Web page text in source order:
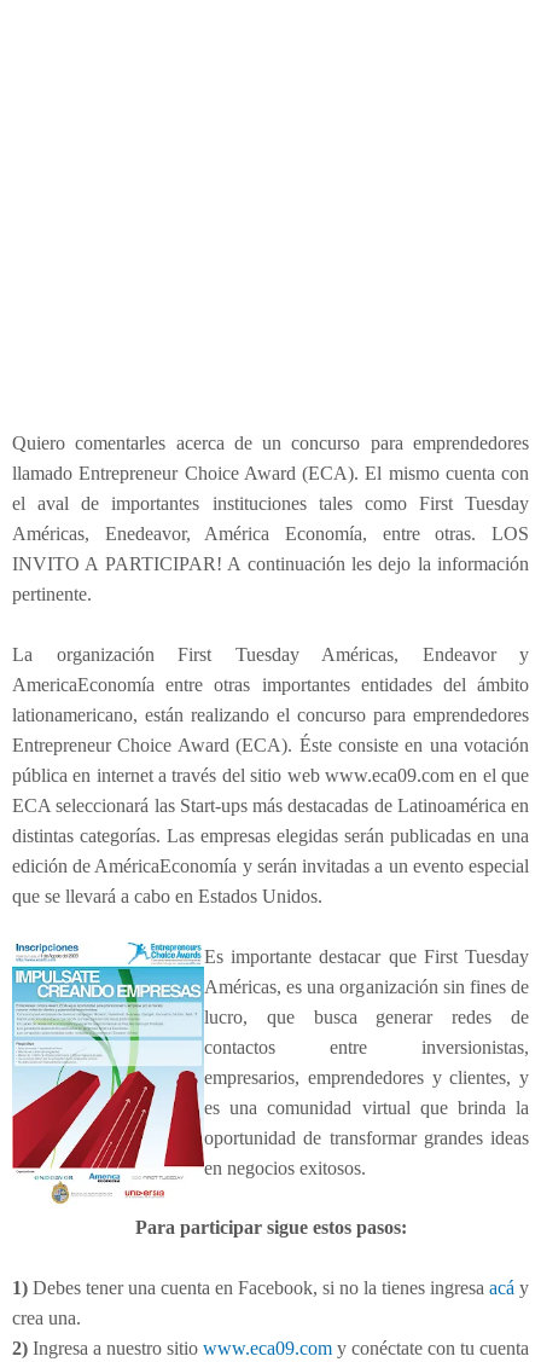
:
E
r
e
e
n
e
u
r
C
h
o
i
c
A
w
a
r
d
Quiero comentarles acerca de un concurso para emprendedores
llamado Entrepreneur Choice Award (ECA). El mismo cuenta con
el aval de importantes instituciones tales como First Tuesday
Américas, Enedeavor, América Economía, entre otras. LOS
INVITO A PARTICIPAR! A continuación les dejo la información
pertinente.
La organización First Tuesday Américas, Endeavor y
AmericaEconomía entre otras importantes entidades del ámbito
lationamericano, están realizando el concurso para emprendedores
Entrepreneur Choice Award (ECA). Éste consiste en una votación
pública en internet a través del sitio web www.eca09.com en el que
ECA seleccionará las Start-ups más destacadas de Latinoamérica en
distintas categorías. Las empresas elegidas serán publicadas en una
edición de AméricaEconomía y serán invitadas a un evento especial
que se llevará a cabo en Estados Unidos.
Es importante destacar que First Tuesday
Américas, es una organización sin fines de
lucro, que busca generar redes de
contactos entre inversionistas,
empresarios, emprendedores y clientes, y
es una comunidad virtual que brinda la
oportunidad de transformar grandes ideas
en negocios exitosos.
Para participar sigue estos pasos:
1) Debes tener una cuenta en Facebook, si no la tienes ingresa acá y
crea una.
2) Ingresa a nuestro sitio www.eca09.com y conéctate con tu cuenta